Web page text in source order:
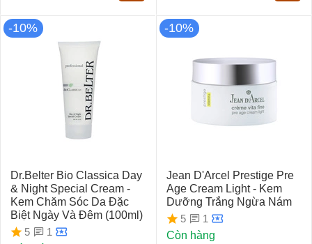
-10%
Dr.Belter Bio Classica Day
& Night Special Cream -
Kem Chăm Sóc Da Đặc
Biệt Ngày Và Đêm (100ml)
5
1
-10%
Jean D'Arcel Prestige Pre
Age Cream Light - Kem
Dưỡng Trắng Ngừa Nám
5
1
Còn hàng